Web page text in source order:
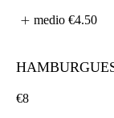
medio €4.50
€8